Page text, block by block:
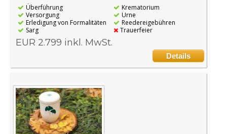
Überführung
Versorgung
Erledigung von Formalitäten
Sarg
Krematorium
Urne
Reedereigebühren
Trauerfeier
EUR 2.799 inkl. MwSt.
Details